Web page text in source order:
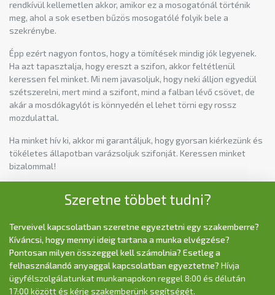
rendkívül kellemetlen akkor, amikor ez a mosogatónál történik
meg, ahol a sok esetben bűzös mosogatólé folyik bele a
szekrénybe.
Épp ezért nagyon fontos, hogy a tömítések mindig jók legyenek.
Ha azt tapasztalja, hogy ereszt a szifon, akkor feltétlenül
keressen fel minket. Mi nem javasoljuk, hogy neki álljon egyedül
szétszerelni, mert mind a szifont, mind a falban lévő csövet, de
akár a mosdókagylót is könnyedén el lehet törni egy rossz
mozdulattal.
Ha minket hív ki, akkor mi garantáljuk, hogy gyorsan kiérkezünk és
tökéletes állapotban varázsoljuk szifonját. Keressen minket
bizalommal!
Szeretne többet tudni?
Terveivel kapcsolatban szeretne egyeztetni egy szakemberre?
Kíváncsi, hogy mennyi ideig tartana a munka elvégzése?
Pontosan milyen összeggel kell számolnia? Esetleg a
felhasználandó anyaggal kapcsolatban egyeztetne? Hívja
ügyfélszolgálatunkat munkanapokon reggel 8:00 és délután
17:00 között és kérje szakemberünk segítségét.